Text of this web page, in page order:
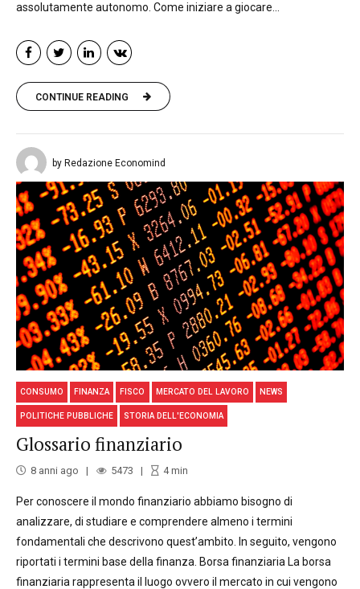
assolutamente autonomo. Come iniziare a giocare...
CONTINUE READING
by Redazione Economind
CONSUMO FINANZA FISCO MERCATO DEL LAVORO NEWS
POLITICHE PUBBLICHE STORIA DELL'ECONOMIA
Glossario finanziario
8 anni ago 5473 4min
Per conoscere il mondo finanziario abbiamo bisogno di
analizzare, di studiare e comprendere almeno i termini
fondamentali che descrivono quest’ambito. In seguito, vengono
riportati i termini base della finanza. Borsa finanziaria La borsa
finanziaria rappresenta il luogo ovvero il mercato in cui vengono